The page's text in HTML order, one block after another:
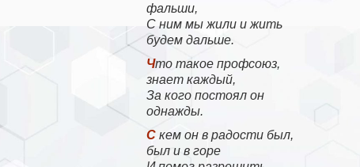
фальши,
С ним мы жили и жить
будем дальше.
Что такое профсоюз,
знает каждый,
За кого постоял он
однажды.
С кем он в радости был,
был и в горе